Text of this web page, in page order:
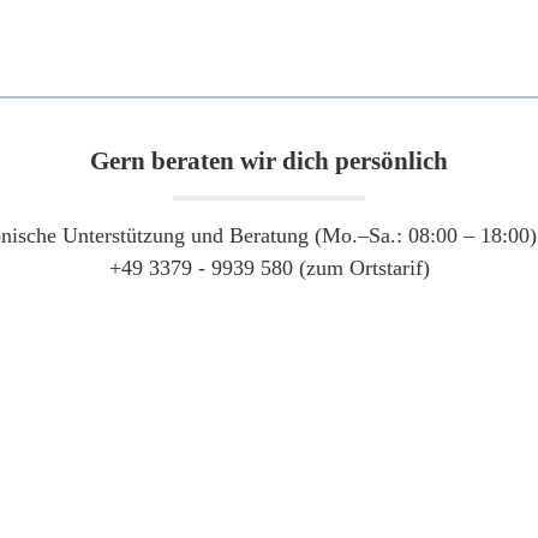
Gern beraten wir dich persönlich
Unterstützung und Beratung (Mo.–Sa.: 08:00 –
+49 3379 - 9939 580 (zum Ortstarif)